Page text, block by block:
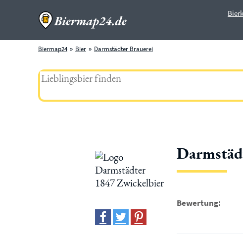
Biermap24 Bier Darmstädter Brauerei
Bewertung: